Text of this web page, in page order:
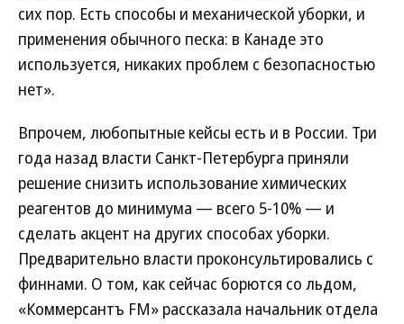
сих пор. Есть способы и механической уборки, и
применения обычного песка: в Канаде это
используется, никаких проблем с безопасностью
нет».
Впрочем, любопытные кейсы есть и в России. Три
года назад власти Санкт-Петербурга приняли
решение снизить использование химических
реагентов до минимума — всего 5-10% — и
сделать акцент на других способах уборки.
Предварительно власти проконсультировались с
финнами. О том, как сейчас борются со льдом,
«Коммерсантъ FM» рассказала начальник отдела